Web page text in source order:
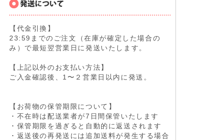
【代金引換】
23:59までのご注文（在庫が確定した場合の
み）で最短翌営業日に発送いたします。
【上記以外のお支払い方法】
ご入金確認後、1〜２営業日以内に発送。
【お荷物の保管期限について】
・不在時は配送業者が7日間保管いたします
・保管期限を過ぎると自動的に返送されます
・返送後の再発送には追加送料が発生する場合